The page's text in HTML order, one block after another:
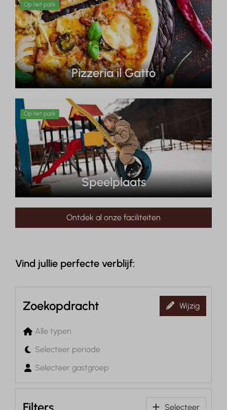
Op het park
Pizzeria il Gatto
Op het park
Speelplaats
Ontdek al onze faciliteiten
Vind jullie perfecte verblijf:
Zoekopdracht Wijzig
Alle typen
Selecteer periode
Selecteer gastgroep
Selecteer